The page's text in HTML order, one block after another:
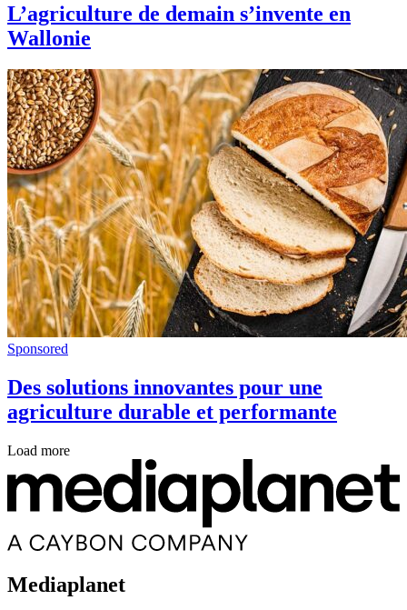
L’agriculture de demain s’invente en
Wallonie
Sponsored
Des solutions innovantes pour une
agriculture durable et performante
Load more
Mediaplanet